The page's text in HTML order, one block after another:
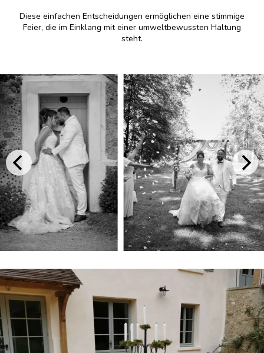
Diese einfachen Entscheidungen ermöglichen eine stimmige
Feier, die im Einklang mit einer umweltbewussten Haltung
steht.